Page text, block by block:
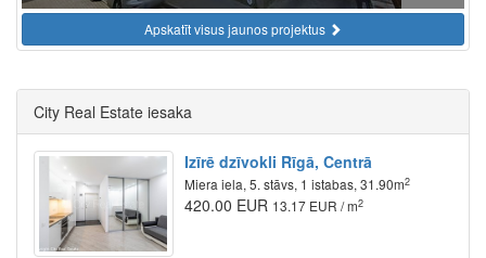
Apskatīt visus jaunos projektus
City Real Estate iesaka
Izīrē dzīvokli Rīgā, Centrā
Miera iela, 5. stāvs, 1 istabas, 31.90m2
420.00 EUR 13.17 EUR / m2